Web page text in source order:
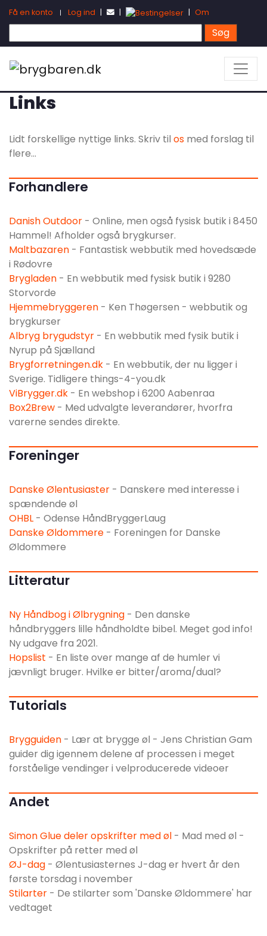
Få en konto | Log ind | | | Om
Links
Lidt forskellige nyttige links. Skriv til os med forslag til
flere...
Forhandlere
Danish Outdoor - Online, men også fysisk butik i 8450
Hammel! Afholder også brygkurser.
Maltbazaren - Fantastisk webbutik med hovedsæde
i Rødovre
Brygladen - En webbutik med fysisk butik i 9280
Storvorde
Hjemmebryggeren - Ken Thøgersen - webbutik og
brygkurser
Albryg brygudstyr - En webbutik med fysik butik i
Nyrup på Sjælland
Brygforretningen.dk - En webbutik, der nu ligger i
Sverige. Tidligere things-4-you.dk
ViBrygger.dk - En webshop i 6200 Aabenraa
Box2Brew - Med udvalgte leverandører, hvorfra
varerne sendes direkte.
Foreninger
Danske Ølentusiaster - Danskere med interesse i
spændende øl
OHBL - Odense HåndBryggerLaug
Danske Øldommere - Foreningen for Danske
Øldommere
Litteratur
Ny Håndbog i Ølbrygning - Den danske
håndbryggers lille håndholdte bibel. Meget god info!
Ny udgave fra 2021.
Hopslist - En liste over mange af de humler vi
jævnligt bruger. Hvilke er bitter/aroma/dual?
Tutorials
Brygguiden - Lær at brygge øl - Jens Christian Gam
guider dig igennem delene af processen i meget
forståelige vendinger i velproducerede videoer
Andet
Simon Glue deler opskrifter med øl - Mad med øl -
Opskrifter på retter med øl
ØJ-dag - Ølentusiasternes J-dag er hvert år den
første torsdag i november
Stilarter - De stilarter som 'Danske Øldommere' har
vedtaget